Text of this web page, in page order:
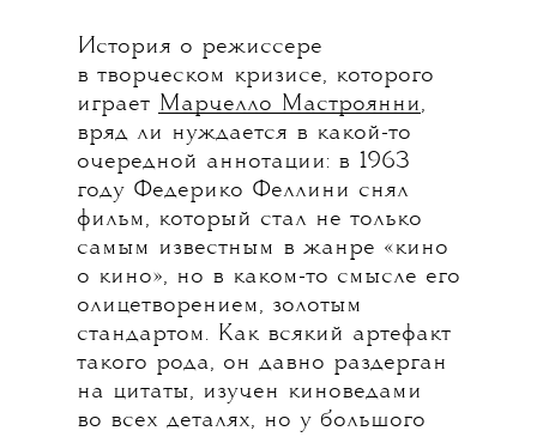
История о режиссере
в творческом кризисе, которого
играет Марчелло Мастроянни,
вряд ли нуждается в какой-то
очередной аннотации: в 1963
году Федерико Феллини снял
фильм, который стал не только
самым известным в жанре «кино
о кино», но в каком-то смысле его
олицетворением, золотым
стандартом. Как всякий артефакт
такого рода, он давно раздерган
на цитаты, изучен киноведами
во всех деталях, но у большого